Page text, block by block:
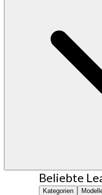
Beliebte
Kategorien